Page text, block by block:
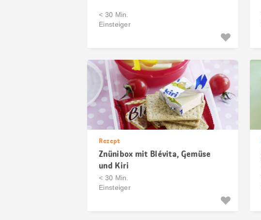
< 30 Min.
Einsteiger
Rezept
Znünibox mit Blévita, Gemüse
und Kiri
< 30 Min.
Einsteiger